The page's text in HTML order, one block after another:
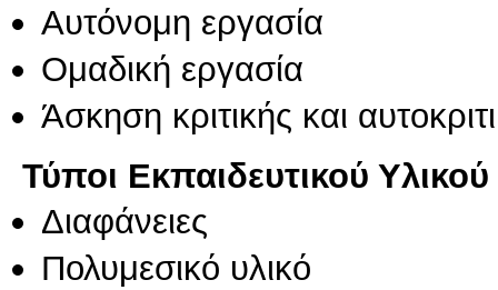
Αυτόνομη εργασία
Ομαδική εργασία
Άσκηση κριτικής και
Τύποι Εκπαιδευτικού Υλικού
Διαφάνειες
Πολυμεσικό υλικό